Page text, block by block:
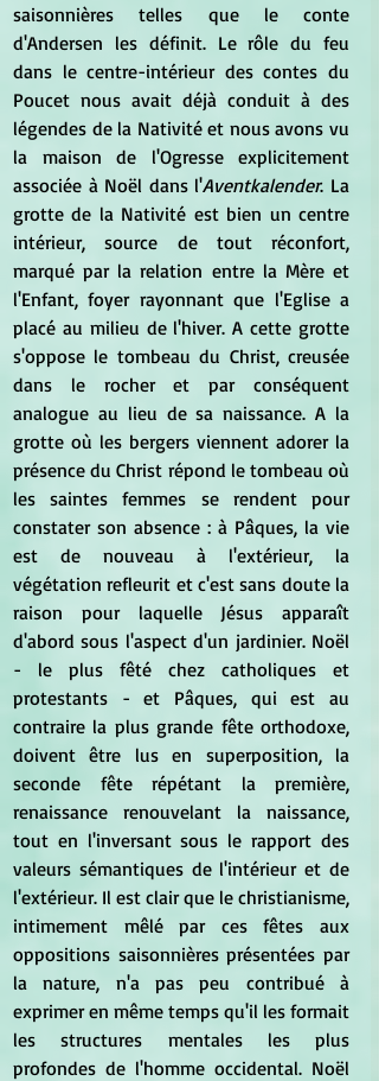
saisonnières telles que le conte
d'Andersen les définit. Le rôle du feu
dans le centre-intérieur des contes du
Poucet nous avait déjà conduit à des
légendes de la Nativité et nous avons vu
la maison de l'Ogresse explicitement
associée à Noël dans l'Aventkalender. La
grotte de la Nativité est bien un centre
intérieur, source de tout réconfort,
marqué par la relation entre la Mère et
l'Enfant, foyer rayonnant que l'Eglise a
placé au milieu de l'hiver. A cette grotte
s'oppose le tombeau du Christ, creusée
dans le rocher et par conséquent
analogue au lieu de sa naissance. A la
grotte où les bergers viennent adorer la
présence du Christ répond le tombeau où
les saintes femmes se rendent pour
constater son absence : à Pâques, la vie
est de nouveau à l'extérieur, la
végétation refleurit et c'est sans doute la
raison pour laquelle Jésus apparaît
d'abord sous l'aspect d'un jardinier. Noël
- le plus fêté chez catholiques et
protestants - et Pâques, qui est au
contraire la plus grande fête orthodoxe,
doivent être lus en superposition, la
seconde fête répétant la première,
renaissance renouvelant la naissance,
tout en l'inversant sous le rapport des
valeurs sémantiques de l'intérieur et de
l'extérieur. Il est clair que le christianisme,
intimement mêlé par ces fêtes aux
oppositions saisonnières présentées par
la nature, n'a pas peu contribué à
exprimer en même temps qu'il les formait
les structures mentales les plus
profondes de l'homme occidental. Noël